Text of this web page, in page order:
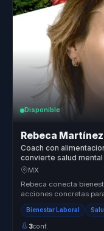
Disponible
Rebeca Martínez
Coach con
convierte salud
equipos.
MX
Rebeca conecta
acciones concretas
enfoque y ...
Bienestar Laboral
3conf.